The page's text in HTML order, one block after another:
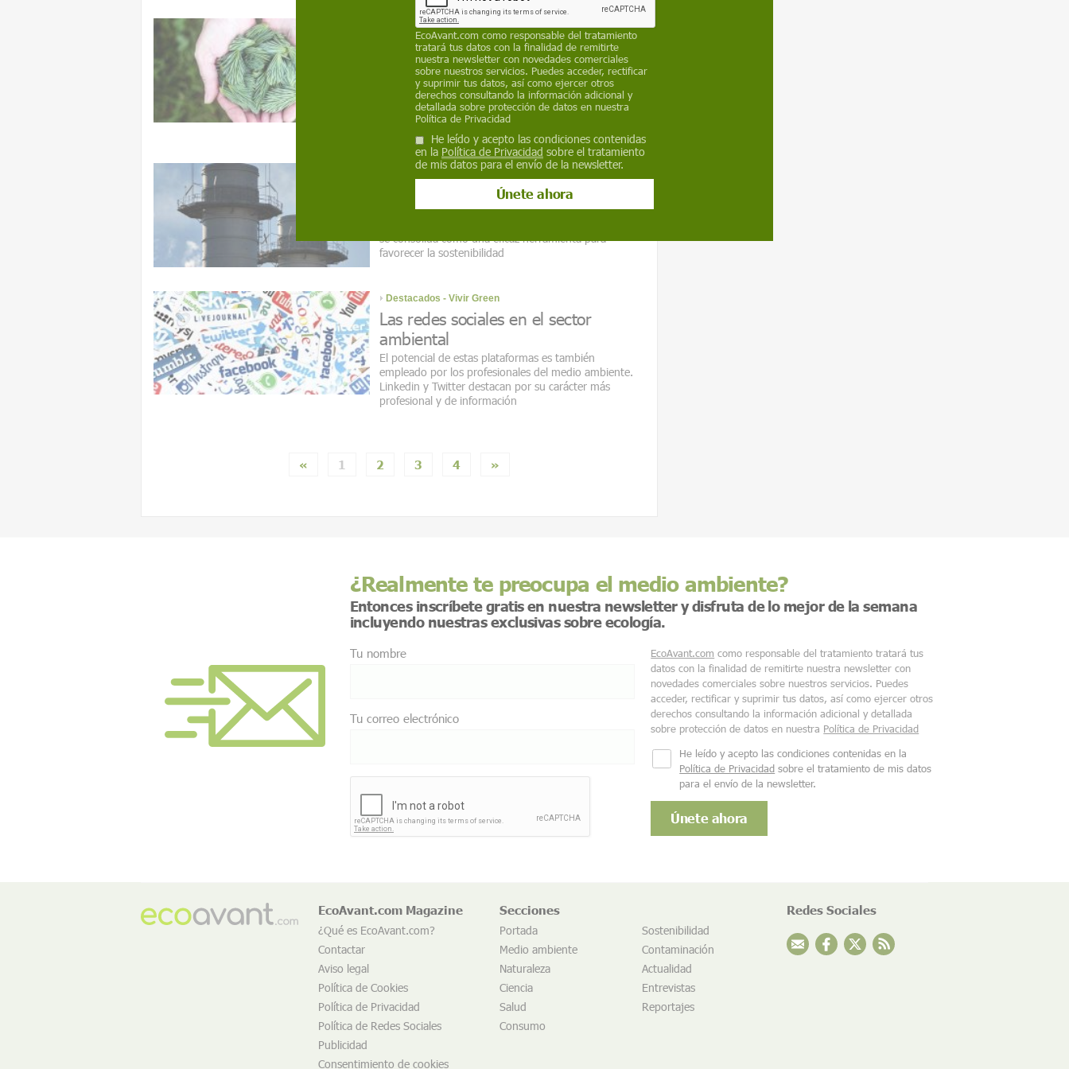
Formación
Las funciones del educador
ambiental
Los profesionales que imparten la materia difunden
valores de respeto hacia el medio ambiente. Hoy
se reivindica la importancia de esta disciplina a
Destacados - Vivir Green
La COP21 y la huella de carbono
La medición del volumen de emisiones de una
se consolida como una eficaz herramienta para
favorecer la sostenibilidad
Destacados - Vivir Green
Las redes sociales en el sector
ambiental
El potencial de estas plataformas es también
empleado por los profesionales del medio ambiente.
Linkedin y Twitter destacan por su carácter más
profesional y de información
« 1 2 3 4 »
EcoAvant.com como responsable del tratamiento
tratará tus datos con la finalidad de remitirte
nuestra newsletter con novedades comerciales
sobre nuestros servicios. Puedes acceder, rectificar
y suprimir tus datos, así como ejercer otros
derechos consultando la información adicional y
detallada sobre protección de datos en nuestra
Política de Privacidad
He leído y acepto las condiciones contenidas
en la Política de Privacidad sobre el tratamiento
de mis datos para el envío de la newsletter.
¿Realmente te preocupa el medio ambiente?
Entonces inscríbete gratis en nuestra newsletter y disfruta de lo mejor de la semana
incluyendo nuestras exclusivas sobre ecología.
Tu nombre
Tu correo electrónico
EcoAvant.com como responsable del tratamiento tratará tus
datos con la finalidad de remitirte nuestra newsletter con
novedades comerciales sobre nuestros servicios. Puedes
acceder, rectificar y suprimir tus datos, así como ejercer otros
derechos consultando la información adicional y detallada
sobre protección de datos en nuestra Política de Privacidad
He leído y acepto las condiciones contenidas en la
Política de Privacidad sobre el tratamiento de mis datos
para el envío de la newsletter.
EcoAvant.com Magazine
¿Qué es EcoAvant.com?
Contactar
Aviso legal
Política de Cookies
Política de Privacidad
Política de Redes Sociales
Publicidad
Consentimiento de cookies
Secciones
Portada
Sostenibilidad
Medio ambiente
Contaminación
Naturaleza
Actualidad
Ciencia
Entrevistas
Salud
Reportajes
Consumo
Redes Sociales